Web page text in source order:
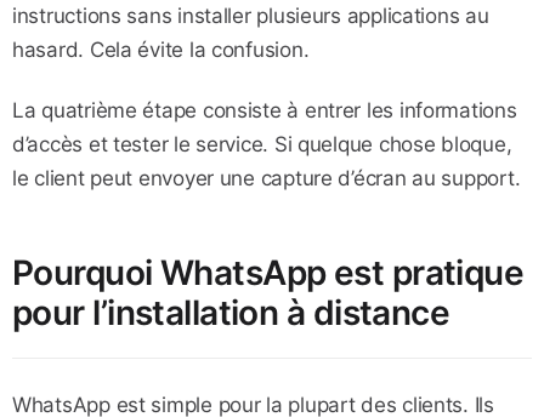
instructions sans installer plusieurs applications au
hasard. Cela évite la confusion.
La quatrième étape consiste à entrer les informations
d’accès et tester le service. Si quelque chose bloque,
le client peut envoyer une capture d’écran au support.
Pourquoi WhatsApp est pratique
pour l’installation à distance
WhatsApp est simple pour la plupart des clients. Ils